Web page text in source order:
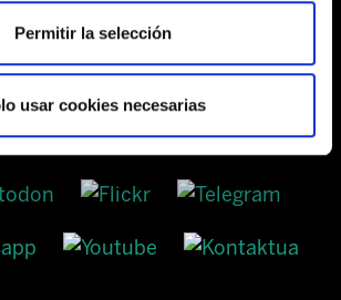
Permitir la selección
usar cookies necesarias
SEDES